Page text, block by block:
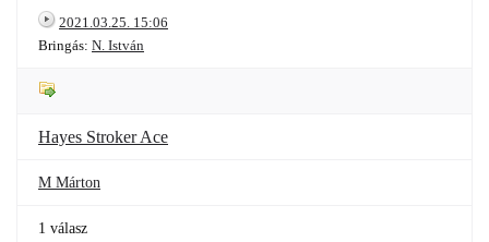
2021.03.25. 15:06
Bringás: N. István
Hayes Stroker Ace
M Márton
1 válasz